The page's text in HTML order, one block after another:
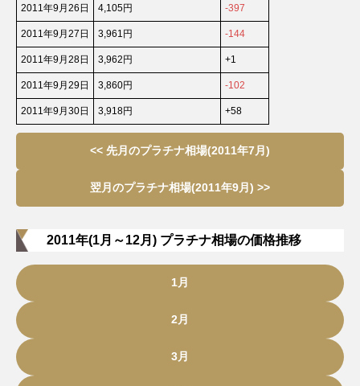
2011年9月26日 4,105円 -397
2011年9月27日 3,961円 -144
2011年9月28日 3,962円 +1
2011年9月29日 3,860円 -102
2011年9月30日 3,918円 +58
<< 先月のプラチナ相場(2011年7月)
翌月のプラチナ相場(2011年9月) >>
2011年(1月～12月) プラチナ相場の価格推移
1月
2月
3月